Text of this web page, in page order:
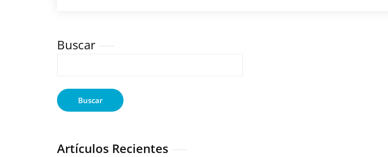
Buscar
Buscar
Artículos Recientes